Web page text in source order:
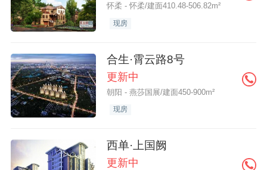
怀柔 - 怀柔/建面410.48-506.82m²
现房
合生·霄云路8号
更新中
朝阳 - 燕莎国展/建面450-900m²
现房
西单·上国阙
更新中